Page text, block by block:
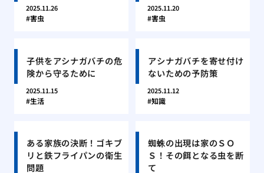
2025.11.26
害虫
2025.11.20
害虫
子供をアシナガバチの危
険から守るために
2025.11.15
生活
アシナガバチを寄せ付け
ないための予防策
2025.11.12
知識
ある家族の決断！ゴキブ
リと鉄フライパンの衛生
問題
蜘蛛の出現は家のＳＯ
Ｓ！その餌となる虫を断
て